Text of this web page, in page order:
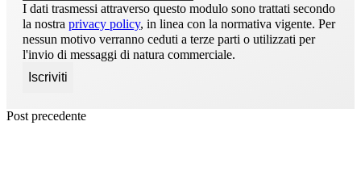
I dati trasmessi attraverso questo modulo sono trattati secondo
la nostra privacy policy, in linea con la normativa vigente. Per
nessun motivo verranno ceduti a terze parti o utilizzati per
l'invio di messaggi di natura commerciale.
Post precedente